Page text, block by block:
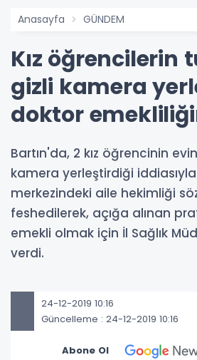
Anasayfa GÜNDEM
Kız öğrencilerin
gizli kamera
doktor
Bartın'da, 2 kız öğrencinin
kamera yerleştirdiği iddiasıyla
merkezindeki aile hekimliği
feshedilerek, açığa alınan
emekli olmak için İl Sağlık
verdi.
24-12-2019 10:16
Güncelleme : 24-12-2019 10:16
Abone Ol